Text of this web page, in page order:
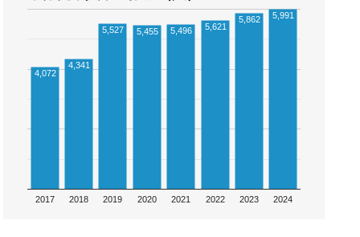
2017 2018 2019 2020 2021 2022 2023 2024
4,072
4,341
5,527 5,455 5,496 5,621
5,862 5,991